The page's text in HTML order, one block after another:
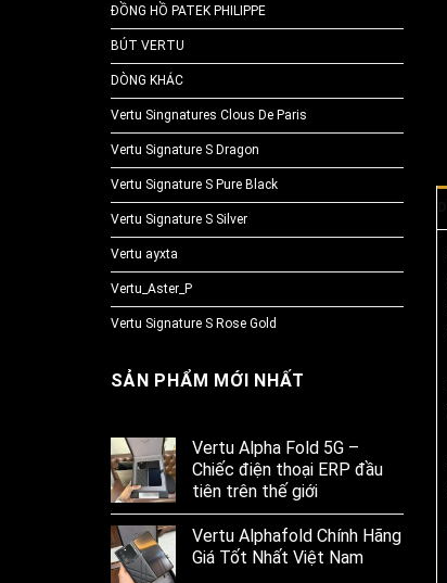
ĐỒNG HỒ PATEK PHILIPPE
BÚT VERTU
DÒNG KHÁC
Vertu Singnatures Clous De Paris
Vertu Signature S Dragon
Vertu Signature S Pure Black
Vertu Signature S Silver
Vertu ayxta
Vertu_Aster_P
Vertu Signature S Rose Gold
SẢN PHẨM MỚI NHẤT
Vertu Alpha Fold 5G –
Chiếc điện thoại ERP đầu
tiên trên thế giới
Vertu Alphafold Chính Hãng
Giá Tốt Nhất Việt Nam